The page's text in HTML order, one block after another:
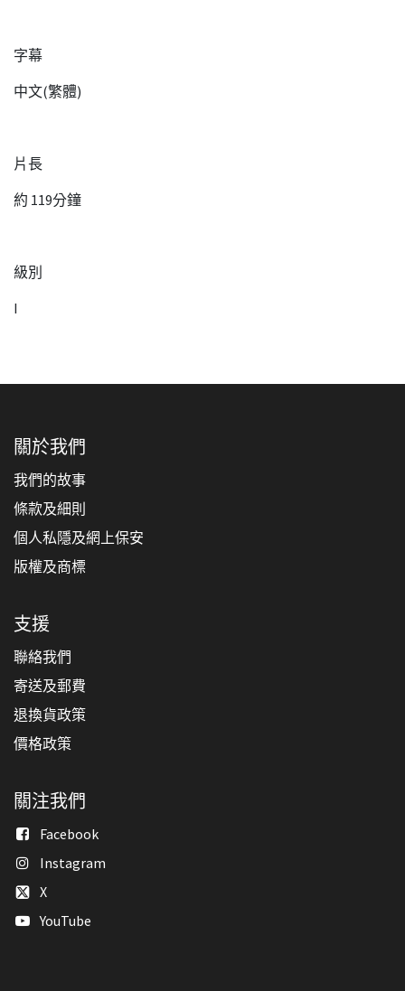
字幕
中文(繁體)
片長
約 119分鐘
級別
I
關於我們
我們的故事
條款及細則
個人私隱及網上保安
版權及商標
支援
聯絡我們
寄送及郵費
退換貨政策
價格政策
關注我們
Facebook
Instagram
X
YouTube